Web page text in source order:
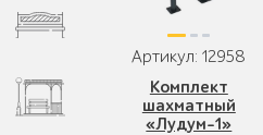
Артикул: 12958
Комплект
шахматный
«Лудум-1»